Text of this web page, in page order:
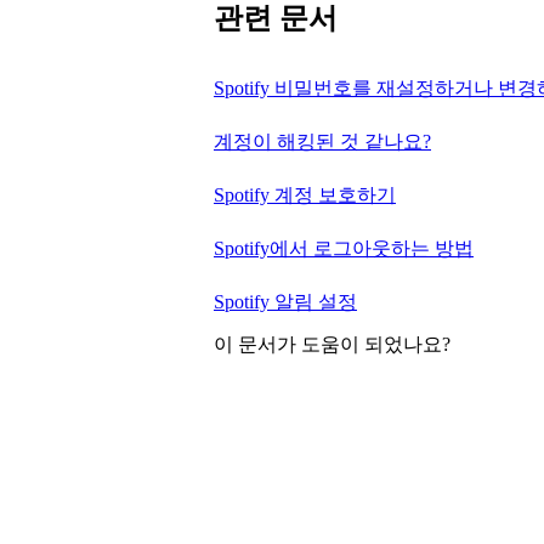
관련 문서
Spotify 비밀번호를 재설정하거나 변경
계정이 해킹된 것 같나요?
Spotify 계정 보호하기
Spotify에서 로그아웃하는 방법
Spotify 알림 설정
이 문서가 도움이 되었나요?